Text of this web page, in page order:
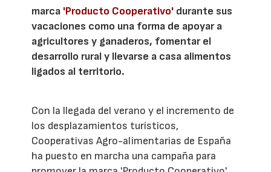
marca 'Producto Cooperativo' durante sus
vacaciones como una forma de apoyar a
agricultores y ganaderos, fomentar el
desarrollo rural y llevarse a casa alimentos
ligados al territorio.
Con la llegada del verano y el incremento de
los desplazamientos turísticos,
Cooperativas Agro-alimentarias de España
ha puesto en marcha una campaña para